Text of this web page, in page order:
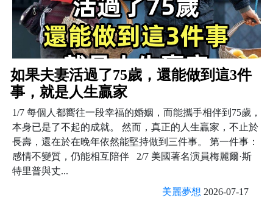
如果夫妻活過了75歲，還能做到這3件
事，就是人生贏家
1/7 每個人都嚮往一段幸福的婚姻，而能攜手相伴到75歲，
本身已是了不起的成就。 然而，真正的人生贏家，不止於
長壽，還在於在晚年依然能堅持做到三件事。 第一件事：
感情不變質，仍能相互陪伴 2/7 美國著名演員梅麗爾·斯
特里普與丈...
美麗夢想 2026-07-17